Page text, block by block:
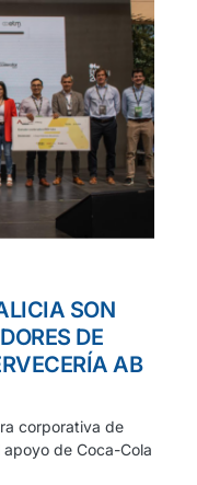
SON
DE
AB
corporativa de
de Coca-Cola